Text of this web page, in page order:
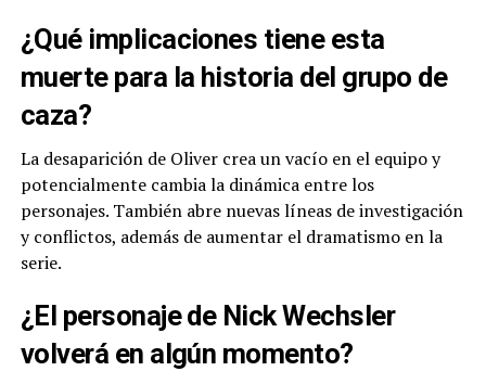
¿Qué implicaciones tiene esta
muerte para la historia del grupo de
caza?
La desaparición de Oliver crea un vacío en el equipo y
potencialmente cambia la dinámica entre los
personajes. También abre nuevas líneas de investigación
y conflictos, además de aumentar el dramatismo en la
serie.
¿El personaje de Nick Wechsler
volverá en algún momento?